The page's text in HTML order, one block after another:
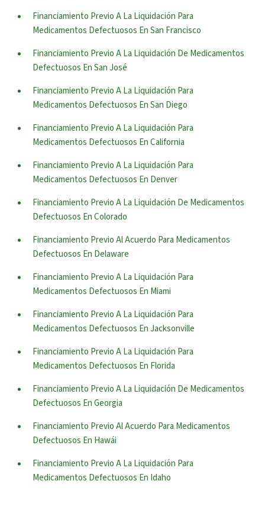
Financiamiento Previo A La Liquidación Para
Medicamentos Defectuosos En San Francisco
Financiamiento Previo A La Liquidación De Medicamentos
Defectuosos En San José
Financiamiento Previo A La Liquidación Para
Medicamentos Defectuosos En San Diego
Financiamiento Previo A La Liquidación Para
Medicamentos Defectuosos En California
Financiamiento Previo A La Liquidación Para
Medicamentos Defectuosos En Denver
Financiamiento Previo A La Liquidación De Medicamentos
Defectuosos En Colorado
Financiamiento Previo Al Acuerdo Para Medicamentos
Defectuosos En Delaware
Financiamiento Previo A La Liquidación Para
Medicamentos Defectuosos En Miami
Financiamiento Previo A La Liquidación Para
Medicamentos Defectuosos En Jacksonville
Financiamiento Previo A La Liquidación Para
Medicamentos Defectuosos En Florida
Financiamiento Previo A La Liquidación De Medicamentos
Defectuosos En Georgia
Financiamiento Previo Al Acuerdo Para Medicamentos
Defectuosos En Hawái
Financiamiento Previo A La Liquidación Para
Medicamentos Defectuosos En Idaho